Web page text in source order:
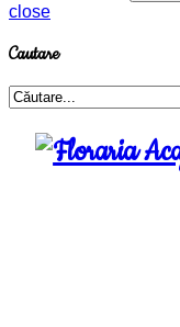
close
Cautare